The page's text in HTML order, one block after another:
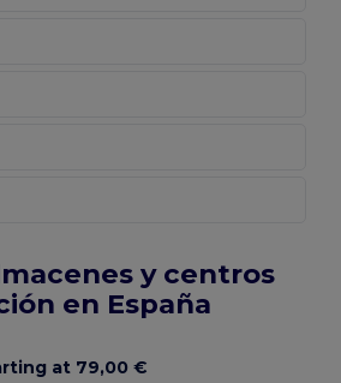
y centros
en España
at 79,00 €